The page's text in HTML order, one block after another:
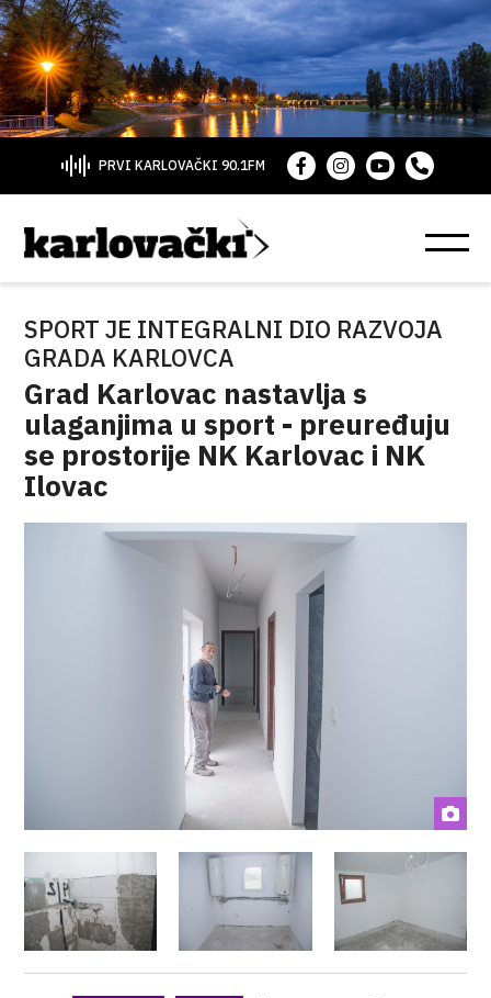
PRVI KARLOVAČKI 90.1FM
SPORT JE INTEGRALNI DIO RAZVOJA
GRADA KARLOVCA
Grad Karlovac nastavlja s
ulaganjima u sport - preuređuju
se prostorije NK Karlovac i NK
Ilovac